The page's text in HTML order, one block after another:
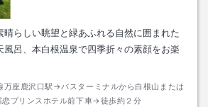
晴らしい眺望と緑あふれる自然に囲まれた
風呂、本白根温泉で四季折々の素顔をお楽
万座鹿沢口駅→バスターミナルから白根山または
プリンスホテル前下車→徒歩約２分